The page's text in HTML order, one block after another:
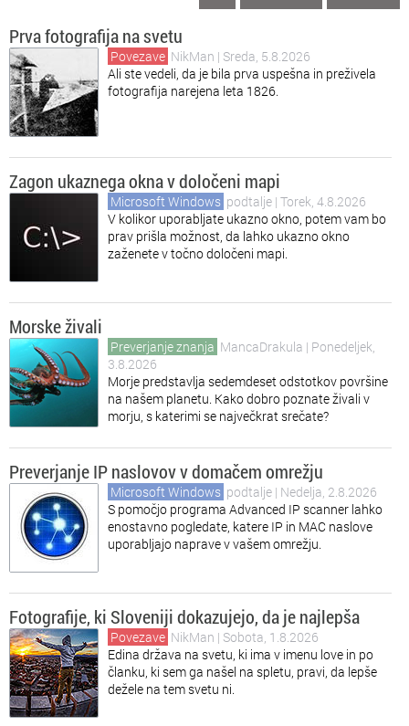
Prva fotografija na svetu
Povezave NikMan | Sreda, 5.8.2026
Ali ste vedeli, da je bila prva uspešna in preživela
fotografija narejena leta 1826.
Zagon ukaznega okna v določeni mapi
Microsoft Windows podtalje | Torek, 4.8.2026
V kolikor uporabljate ukazno okno, potem vam bo
prav prišla možnost, da lahko ukazno okno
zaženete v točno določeni mapi.
Morske živali
Preverjanje znanja MancaDrakula | Ponedeljek,
3.8.2026
Morje predstavlja sedemdeset odstotkov površine
na našem planetu. Kako dobro poznate živali v
morju, s katerimi se največkrat srečate?
Preverjanje IP naslovov v domačem omrežju
Microsoft Windows podtalje | Nedelja, 2.8.2026
S pomočjo programa Advanced IP scanner lahko
enostavno pogledate, katere IP in MAC naslove
uporabljajo naprave v vašem omrežju.
Fotografije, ki Sloveniji dokazujejo, da je najlepša
Povezave NikMan | Sobota, 1.8.2026
Edina država na svetu, ki ima v imenu love in po
članku, ki sem ga našel na spletu, pravi, da lepše
dežele na tem svetu ni.